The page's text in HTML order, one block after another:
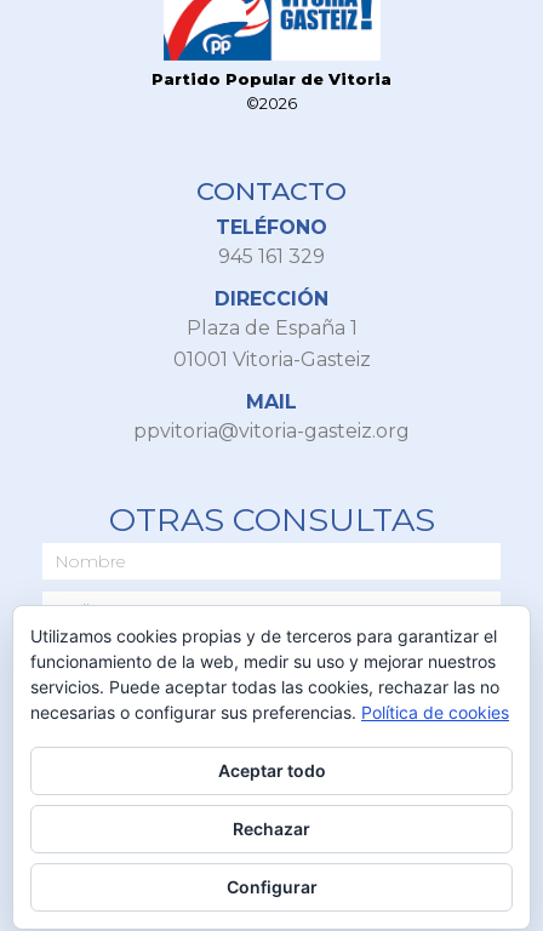
Partido Popular de Vitoria
©2026
CONTACTO
TELÉFONO
945 161 329
DIRECCIÓN
Plaza de España 1
01001 Vitoria-Gasteiz
MAIL
ppvitoria@vitoria-gasteiz.org
OTRAS CONSULTAS
ENVIAR
Utilizamos cookies propias y de terceros para garantizar el
funcionamiento de la web, medir su uso y mejorar nuestros
servicios. Puede aceptar todas las cookies, rechazar las no
necesarias o configurar sus preferencias. Política de cookies
Aceptar todo
Rechazar
Configurar